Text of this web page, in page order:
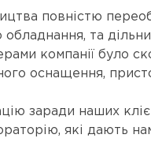
повністю
та
компанії було
оснащення,
заради наших
які дають